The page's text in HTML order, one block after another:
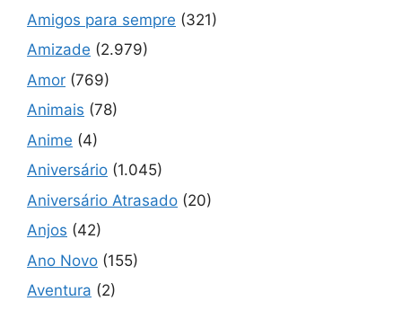
Amigos para sempre (321)
Amizade (2.979)
Amor (769)
Animais (78)
Anime (4)
Aniversário (1.045)
Aniversário Atrasado (20)
Anjos (42)
Ano Novo (155)
Aventura (2)